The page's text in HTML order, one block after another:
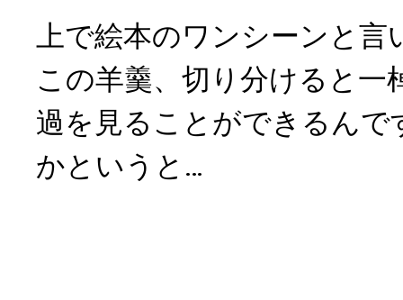
上で絵本のワンシーンと言
この羊羹、切り分けると一
過を見ることができるんで
かというと…